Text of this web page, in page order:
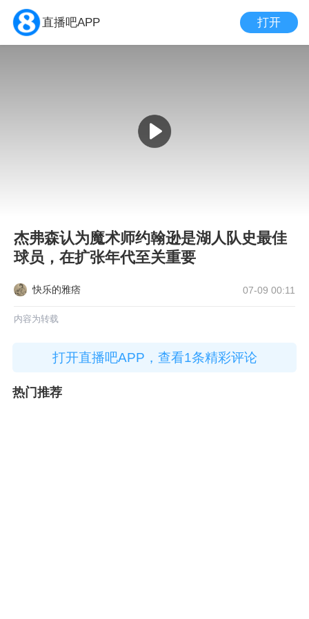
直播吧APP 打开
杰弗森认为魔术师约翰逊是湖人队史最佳
球员，在扩张年代至关重要
快乐的雅痞 07-09 00:11
内容为转载
打开直播吧APP，查看1条精彩评论
热门推荐